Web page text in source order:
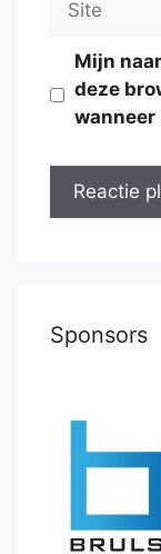
Mijn
deze
wanneer
Sponsors